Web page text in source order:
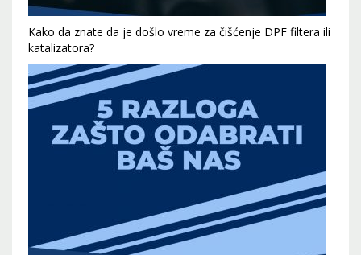
Kako da znate da je došlo vreme za čišćenje DPF filtera ili
katalizatora?